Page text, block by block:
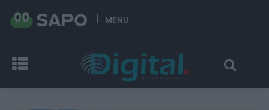
MENU